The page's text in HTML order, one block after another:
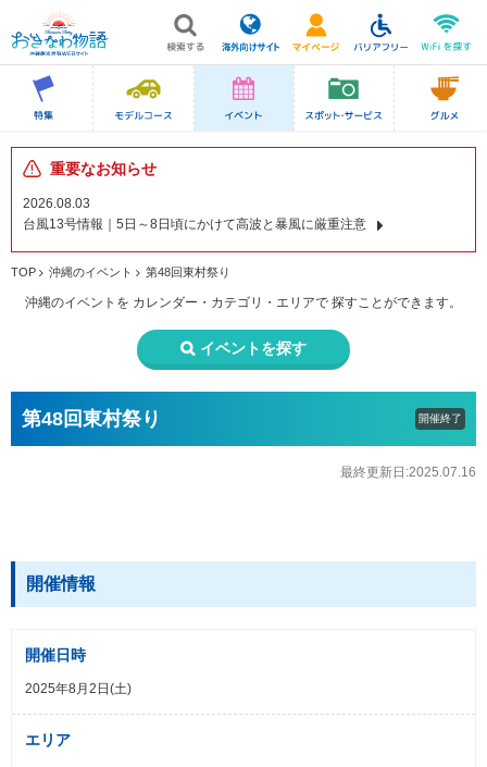
重要なお知らせ
2026.08.03
台風13号情報｜5日～8日頃にかけて高波と暴風に厳重注意
TOP 沖縄のイベント 第48回東村祭り
沖縄のイベントを カレンダー・カテゴリ・エリアで 探すことができます。
イベントを探す
第48回東村祭り 開催終了
最終更新日:2025.07.16
開催情報
開催日時
2025年8月2日(土)
エリア